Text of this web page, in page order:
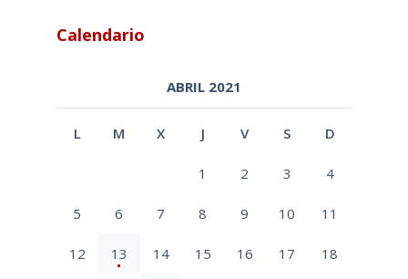
Calendario
ABRIL 2021
L M X J V S D
1 2 3 4
5 6 7 8 9 10 11
12 13 14 15 16 17 18